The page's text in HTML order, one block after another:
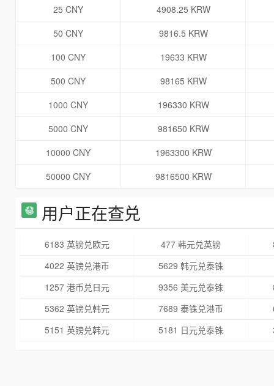
25 CNY
4908.25 KRW
50 CNY
9816.5 KRW
100 CNY
19633 KRW
500 CNY
98165 KRW
1000 CNY
196330 KRW
5000 CNY
981650 KRW
10000 CNY
1963300 KRW
50000 CNY
9816500 KRW
用户正在查兑
6183 英镑兑欧元 477 韩元兑英镑
4022 英镑兑港币
5629 韩元兑泰铢
1257 港币兑日元
9356 美元兑泰铢
5362 英镑兑韩元
7689 泰铢兑港币
5151 英镑兑韩元
5181 日元兑泰铢